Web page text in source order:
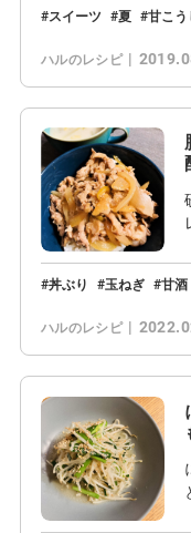
スイーツ 夏 甘こう
ハルのレシピ
丼ぶり 玉ねぎ 甘酒
ハルのレシピ